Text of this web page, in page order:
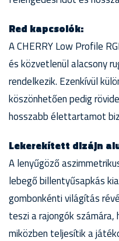
Red kapcsolók:
A CHERRY Low Profile
és közvetlenül alacsony
rendelkezik. Ezenkívül
köszönhetően pedig
hosszabb élettartamot
Lekerekített dizájn
A lenyűgöző
lebegő billentyűsapkás
gombonkénti világítás
teszi a rajongók
miközben teljesítik a